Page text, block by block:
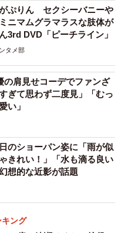
3/4
村敬斗（左）とタッチを交わ
レイ、小川選手のヘディ
＝トロイデンVVのOBの
も頭に当たったから、ち
ですか？結果論ですけ
ったですね」と、予想外
ぷりん セクシーバニーや
ニマムグラマラスな肢体が
DVD「ピーチライン」
タメ部
肩見せコーデでファンざ
ぎて思わず二度見」「むっ
い」
のショーパン姿に「雨が似
きれい！」「水も滴る良い
想的な近影が話題
キング